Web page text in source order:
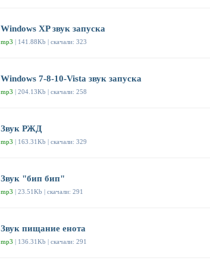
Windows XP звук запуска
mp3 | 141.88Kb | скачали: 323
Windows 7-8-10-Vista звук запуска
mp3 | 204.13Kb | скачали: 258
Звук РЖД
mp3 | 163.31Kb | скачали: 329
Звук "бип бип"
mp3 | 23.51Kb | скачали: 291
Звук пищание енота
mp3 | 136.31Kb | скачали: 291